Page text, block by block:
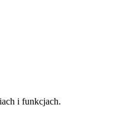
i funkcjach.